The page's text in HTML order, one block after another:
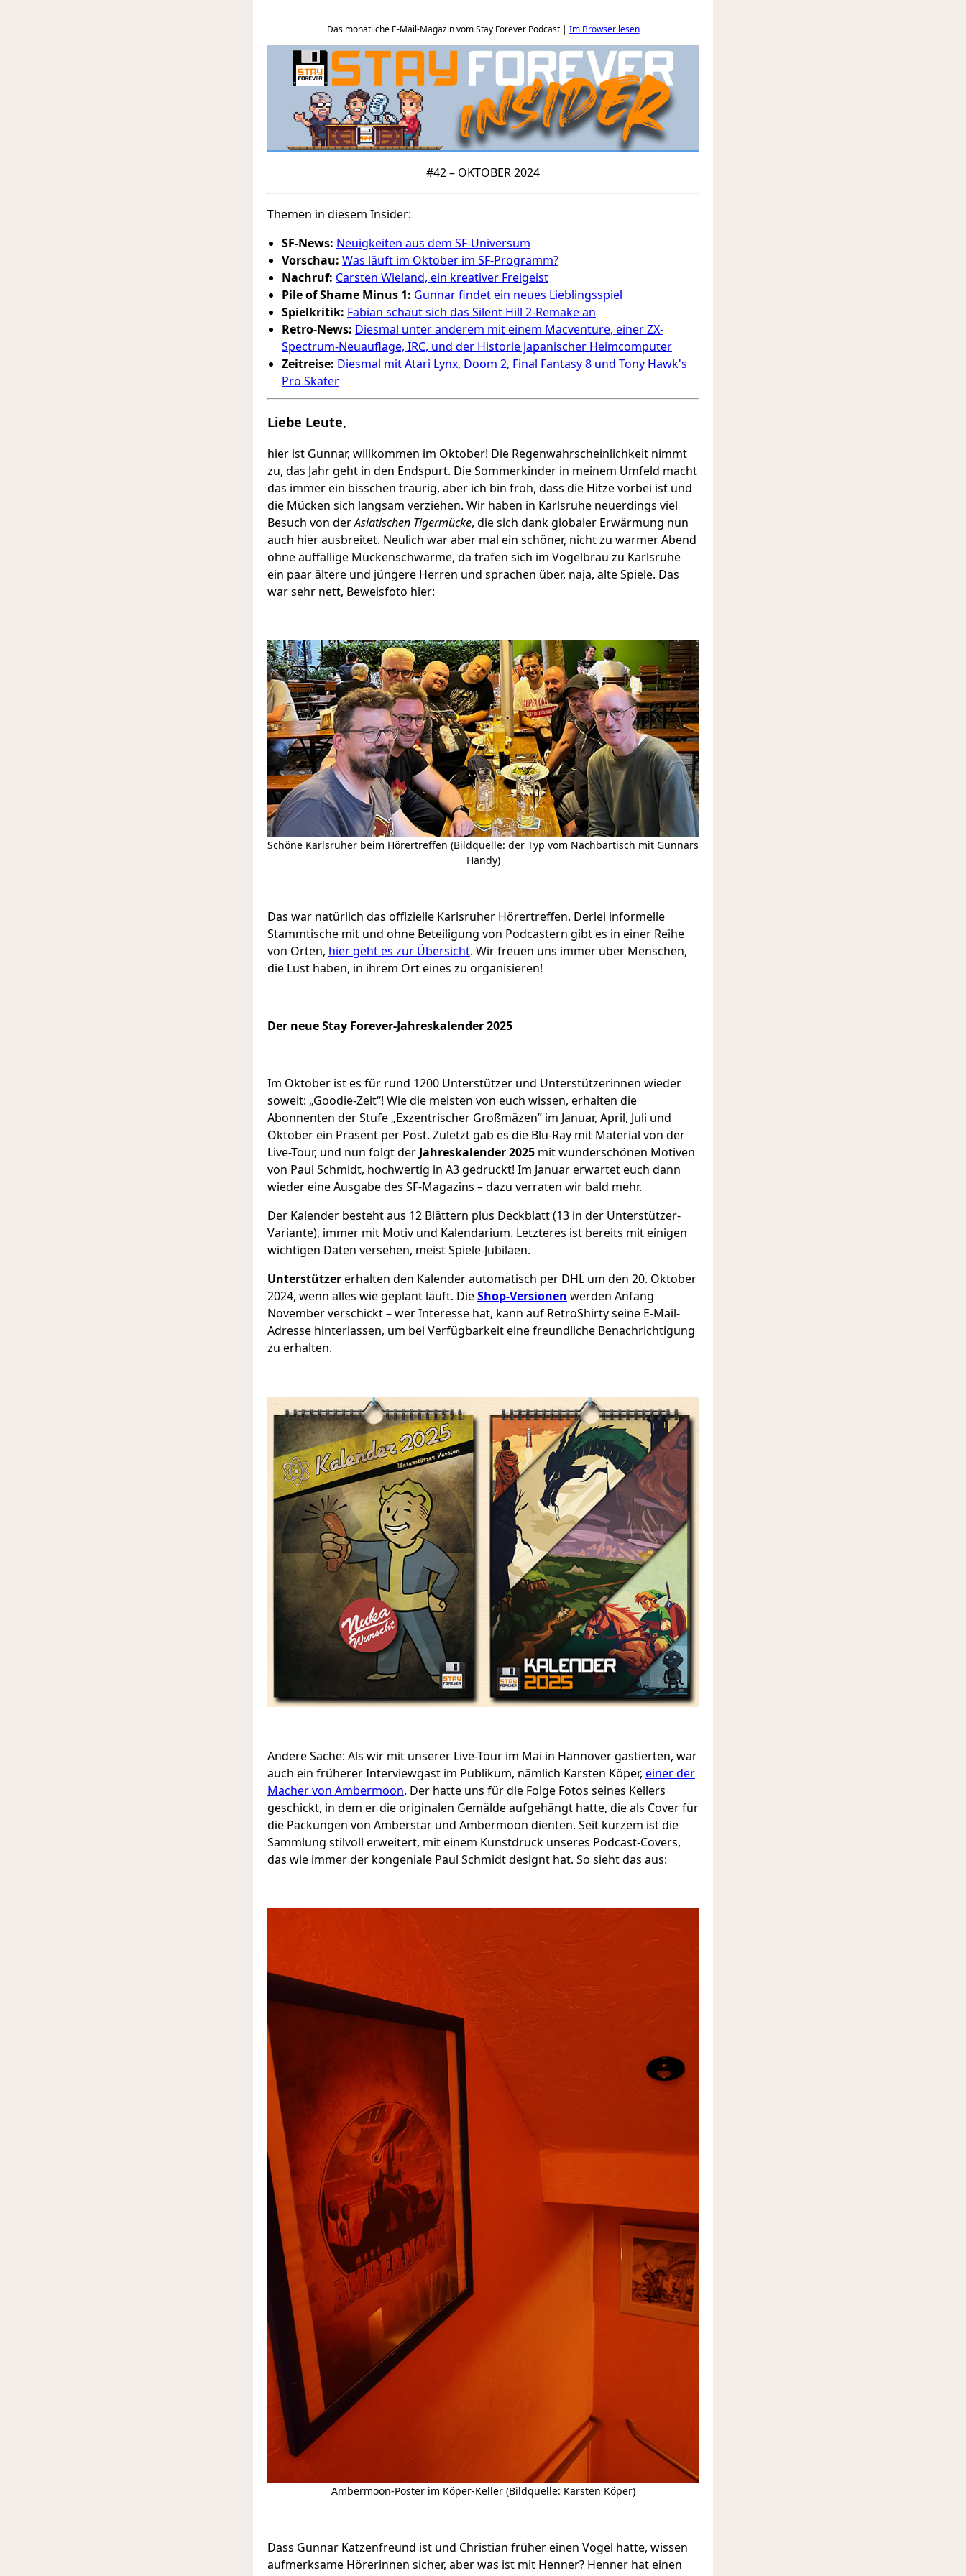
Das monatliche E-Mail-Magazin vom Stay Forever Podcast | Im Browser lesen
#42 – OKTOBER 2024
Themen in diesem Insider:
SF-News: Neuigkeiten aus dem SF-Universum
Vorschau: Was läuft im Oktober im SF-Programm?
Nachruf: Carsten Wieland, ein kreativer Freigeist
Pile of Shame Minus 1: Gunnar findet ein neues Lieblingsspiel
Spielkritik: Fabian schaut sich das Silent Hill 2-Remake an
Retro-News: Diesmal unter anderem mit einem Macventure, einer ZX-
Spectrum-Neuauflage, IRC, und der Historie japanischer Heimcomputer
Zeitreise: Diesmal mit Atari Lynx, Doom 2, Final Fantasy 8 und Tony Hawk's
Pro Skater
Liebe Leute,
hier ist Gunnar, willkommen im Oktober! Die Regenwahrscheinlichkeit nimmt
zu, das Jahr geht in den Endspurt. Die Sommerkinder in meinem Umfeld macht
das immer ein bisschen traurig, aber ich bin froh, dass die Hitze vorbei ist und
die Mücken sich langsam verziehen. Wir haben in Karlsruhe neuerdings viel
Besuch von derAsiatischen Tigermücke, die sich dank globaler Erwärmung nun
auch hier ausbreitet. Neulich war aber mal ein schöner, nicht zu warmer Abend
ohne auffällige Mückenschwärme, da trafen sich im Vogelbräu zu Karlsruhe
ein paar ältere und jüngere Herren und sprachen über, naja, alte Spiele. Das
war sehr nett, Beweisfoto hier:
Schöne Karlsruher beim Hörertreffen (Bildquelle: der Typ vom Nachbartisch mit Gunnars
Handy)
Das war natürlich das offizielle Karlsruher Hörertreffen. Derlei informelle
Stammtische mit und ohne Beteiligung von Podcastern gibt es in einer Reihe
von Orten, hier geht es zur Übersicht. Wir freuen uns immer über Menschen,
die Lust haben, in ihrem Ort eines zu organisieren!
Der neue Stay Forever-Jahreskalender 2025
Im Oktober ist es für rund 1200 Unterstützer und Unterstützerinnen wieder
soweit: „Goodie-Zeit“! Wie die meisten von euch wissen, erhalten die
Abonnenten der Stufe „Exzentrischer Großmäzen” im Januar, April, Juli und
Oktober ein Präsent per Post. Zuletzt gab es die Blu-Ray mit Material von der
Live-Tour, und nun folgt der Jahreskalender 2025 mit wunderschönen Motiven
von Paul Schmidt, hochwertig in A3 gedruckt! Im Januar erwartet euch dann
wieder eine Ausgabe des SF-Magazins – dazu verraten wir bald mehr.
Der Kalender besteht aus 12 Blättern plus Deckblatt (13 in der Unterstützer-
Variante), immer mit Motiv und Kalendarium. Letzteres ist bereits mit einigen
wichtigen Daten versehen, meist Spiele-Jubiläen.
Unterstützererhalten den Kalender automatisch per DHL um den 20. Oktober
2024, wenn alles wie geplant läuft. DieShop-Versionen werden Anfang
November verschickt – wer Interesse hat, kann auf RetroShirty seine E-Mail-
Adresse hinterlassen, um bei Verfügbarkeit eine freundliche Benachrichtigung
zu erhalten.
Andere Sache: Als wir mit unserer Live-Tour im Mai in Hannover gastierten, war
auch ein früherer Interviewgast im Publikum, nämlich Karsten Köper, einer der
Macher von Ambermoon. Der hatte uns für die Folge Fotos seines Kellers
geschickt, in dem er die originalen Gemälde aufgehängt hatte, die als Cover für
die Packungen von Amberstar und Ambermoon dienten. Seit kurzem ist die
Sammlung stilvoll erweitert, mit einem Kunstdruck unseres Podcast-Covers,
das wie immer der kongeniale Paul Schmidt designt hat. So sieht das aus:
Ambermoon-Poster im Köper-Keller (Bildquelle: Karsten Köper)
Dass Gunnar Katzenfreund ist und Christian früher einen Vogel hatte, wissen
aufmerksame Hörerinnen sicher, aber was ist mit Henner? Henner hat einen